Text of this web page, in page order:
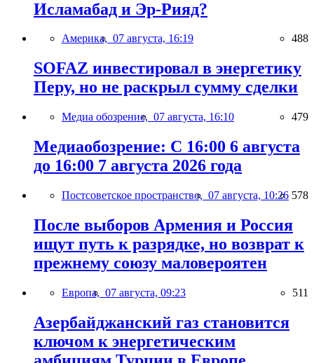
Исламабад и Эр-Рияд?
Америка, 07 августа, 16:19 488
SOFAZ инвестировал в энергетику
Перу, но не раскрыл сумму сделки
Медиа обозрение, 07 августа, 16:10 479
Медиаобозрение: С 16:00 6 августа
до 16:00 7 августа 2026 года
Постсоветское пространство, 07 августа, 10:26 578
После выборов Армения и Россия
ищут путь к разрядке, но возврат к
прежнему союзу маловероятен
Европа, 07 августа, 09:23 511
Азербайджанский газ становится
ключом к энергетическим